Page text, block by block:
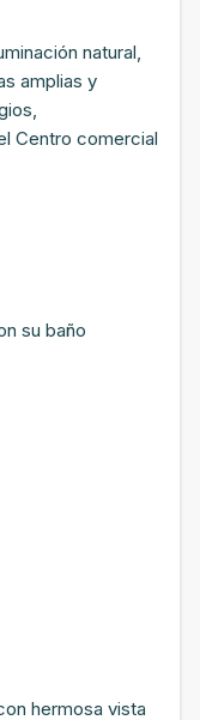
natural,
amplias y
Centro comercial
su baño
hermosa vista